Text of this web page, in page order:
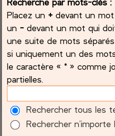
Placez un + devant un
un - devant un mot qui
une suite de mots
si uniquement un des
le caractère « * » comme
partielles.
Rechercher tous les
Rechercher